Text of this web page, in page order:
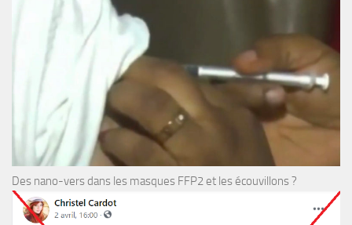
Des nano-vers dans les masques FFP2 et les écouvillons ?